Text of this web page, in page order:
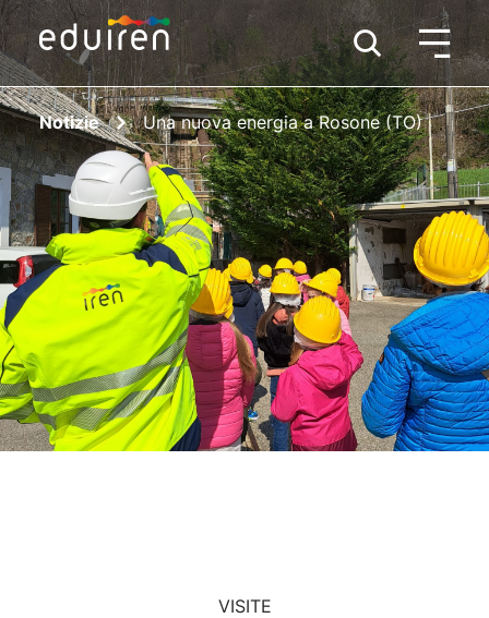
Notizie Una nuova energia a Rosone (TO)
VISITE